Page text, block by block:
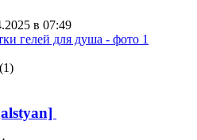
в 07:49
(1)